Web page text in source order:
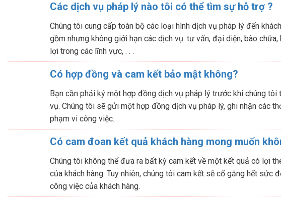
Các dịch vụ pháp lý nào tôi có thể tìm sự hỗ trợ ?
Chúng tôi cung cấp toàn bộ các loại hình dịch vụ pháp lý đến
gồm nhưng không giới hạn các dịch vụ: tư vấn, đại diện, bào chữa,
lợi trong các lĩnh vực, . . .
Có hợp đồng và cam kết bảo mật không?
Bạn cần phải ký một hợp đồng dịch vụ pháp lý trước khi chúng tôi
vụ. Chúng tôi sẽ gửi một hợp đồng dịch vụ pháp lý, ghi nhận các
phạm vi công việc.
Có cam đoan kết quả khách hàng mong muốn
Chúng tôi không thể đưa ra bất kỳ cam kết về một kết quả có lợi
của khách hàng. Tuy nhiên, chúng tôi cam kết sẽ cố gắng hết sức
công việc của khách hàng.